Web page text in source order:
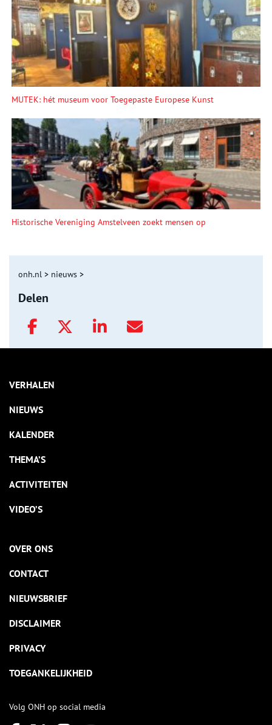
MUTEK: hét museum voor Toegepaste Europese Kunst
Historische Vereniging Amstelveen zoekt mensen op
onh.nl > nieuws >
Delen
VERHALEN
NIEUWS
KALENDER
THEMA’S
ACTIVITEITEN
VIDEO’S
OVER ONS
CONTACT
NIEUWSBRIEF
DISCLAIMER
PRIVACY
TOEGANKELIJKHEID
Volg ONH op social media